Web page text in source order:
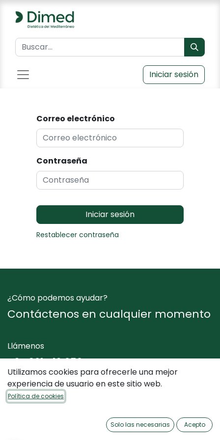
Iniciar sesión
Correo electrónico
Contraseña
Iniciar sesión
Restablecer contraseña
¿Cómo podemos ayudar?
Contáctenos en cualquier momento
Llámenos
+34 961 412 050
Envíenos un mensaje
Utilizamos cookies para ofrecerle una mejor
experiencia de usuario en este sitio web.
Política de cookies
Solo las necesarias Acepto